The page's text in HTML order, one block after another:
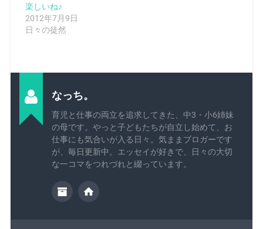
楽しいね♪
2012年7月9日
日々の徒然
なっち。
育児と仕事の両立を追求してきた、中3・小6姉妹
の母です。やっと子どもたちが自立し始めて、お
仕事にも気合いが入る日々。気ままブロガーです
が、毎日更新中。エッセイが好きで、日々の大切
な一コマをつれづれと綴っています。